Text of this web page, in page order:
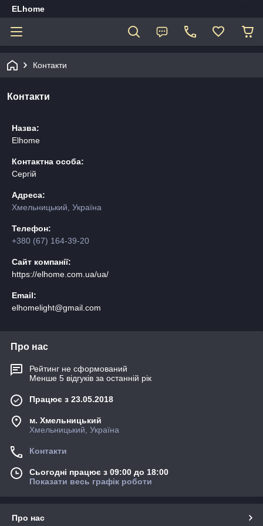
ELhome
Контакти
Контакти
Назва:
Elhome
Контактна особа:
Сергій
Адреса:
Хмельницький, Україна
Телефон:
+380 (67) 164-39-20
Сайт компанії:
https://elhome.com.ua/ua/
Email:
elhomelight@gmail.com
Про нас
Рейтинг не сформований
Менше 5 відгуків за останній рік
Працює з 23.05.2018
м. Хмельницький
Хмельницький, Україна
Контакти
Сьогодні працює з 09:00 до 18:00
Показати весь графік роботи
Про нас